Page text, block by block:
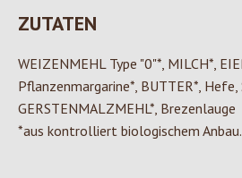
ZUTATEN
WEIZENMEHL Type "0"*, MILCH*,
Pflanzenmargarine*, BUTTER*, Hefe,
GERSTENMALZMEHL*, Brezenlauge
*aus kontrolliert biologischem Anbau.